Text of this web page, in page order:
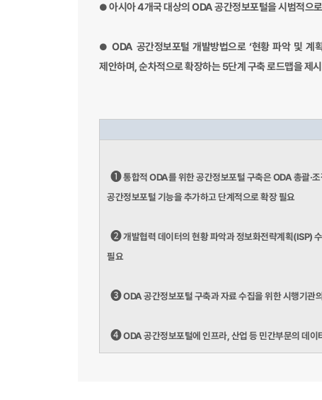
●아시아 4개국 대상의 ODA 공간정보포털을 시범적으
● ODA 공간정보포털 개발방법으로 ‘현황 파악 및
제안하며, 순차적으로 확장하는 5단계 구축 로드맵을 제시
➊통합적 ODA를 위한 공간정보포털 구축은 ODA 총괄·
공간정보포털 기능을 추가하고 단계적으로 확장 필요
➋개발협력 데이터의 현황 파악과 정보화전략계획(ISP)
필요
➌ODA 공간정보포털 구축과 자료 수집을 위한 시행기관
➍ODA 공간정보포털에 인프라, 산업 등 민간부문의 데